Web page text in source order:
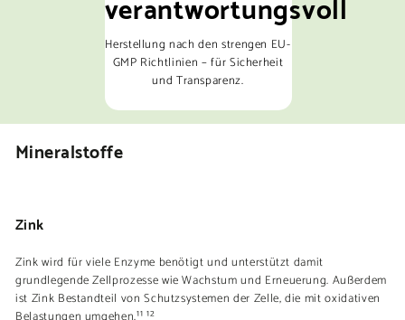
Herstellung nach den strengen EU-
GMP Richtlinien – für Sicherheit
und Transparenz.
Mineralstoffe
Zink
Zink wird für viele Enzyme benötigt und unterstützt damit
grundlegende Zellprozesse wie Wachstum und Erneuerung. Außerdem
ist Zink Bestandteil von Schutzsystemen der Zelle, die mit oxidativen